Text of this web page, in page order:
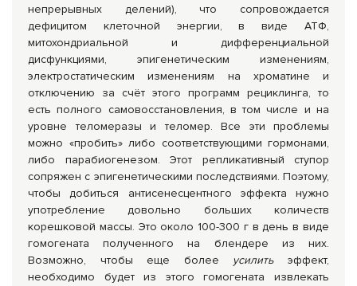
непрерывных делений), что сопровождается
дефицитом клеточной энергии, в виде АТФ,
митохондриальной и дифференциальной
дисфункциями, эпигенетическим изменениям,
электростатическим изменениям на хроматине и
отключению за счёт этого программ рециклинга, то
есть полного самовосстановления, в том числе и на
уровне теломеразы и теломер. Все эти проблемы
можно «пробить» либо соответствующими гормонами,
либо парабиогенезом. Этот репликативный ступор
сопряжен с эпигенетическими последствиями. Поэтому,
чтобы добиться антисенесцентного эффекта нужно
употребление довольно больших количеств
корешковой массы. Это около 100-300 г в день в виде
гомогената полученного на блендере из них.
Возможно, чтобы еще более усилитьэффект,
необходимо будет из этого гомогената извлекать